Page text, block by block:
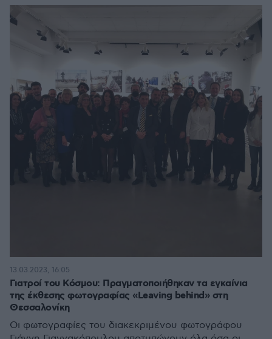
Γιατροί του Κόσμου: Πραγματοποιήθηκαν τα εγκαίνια
της έκθεσης φωτογραφίας «Leaving behind» στη
Θεσσαλονίκη
Οι φωτογραφίες του διακεκριμένου φωτογράφου
13.03.2023, 16:05